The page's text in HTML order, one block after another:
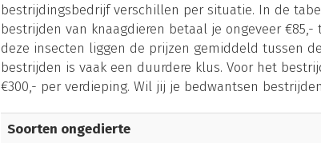
bestrijdingsbedrijf verschillen per situatie. In de
bestrijden van knaagdieren betaal je ongeveer
deze insecten liggen de prijzen gemiddeld tussen
bestrijden is vaak een duurdere klus. Voor het
€300,- per verdieping. Wil jij je bedwantsen
Soorten ongedierte